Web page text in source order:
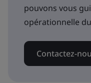
pouvons vous
opérationnelle
Contactez-